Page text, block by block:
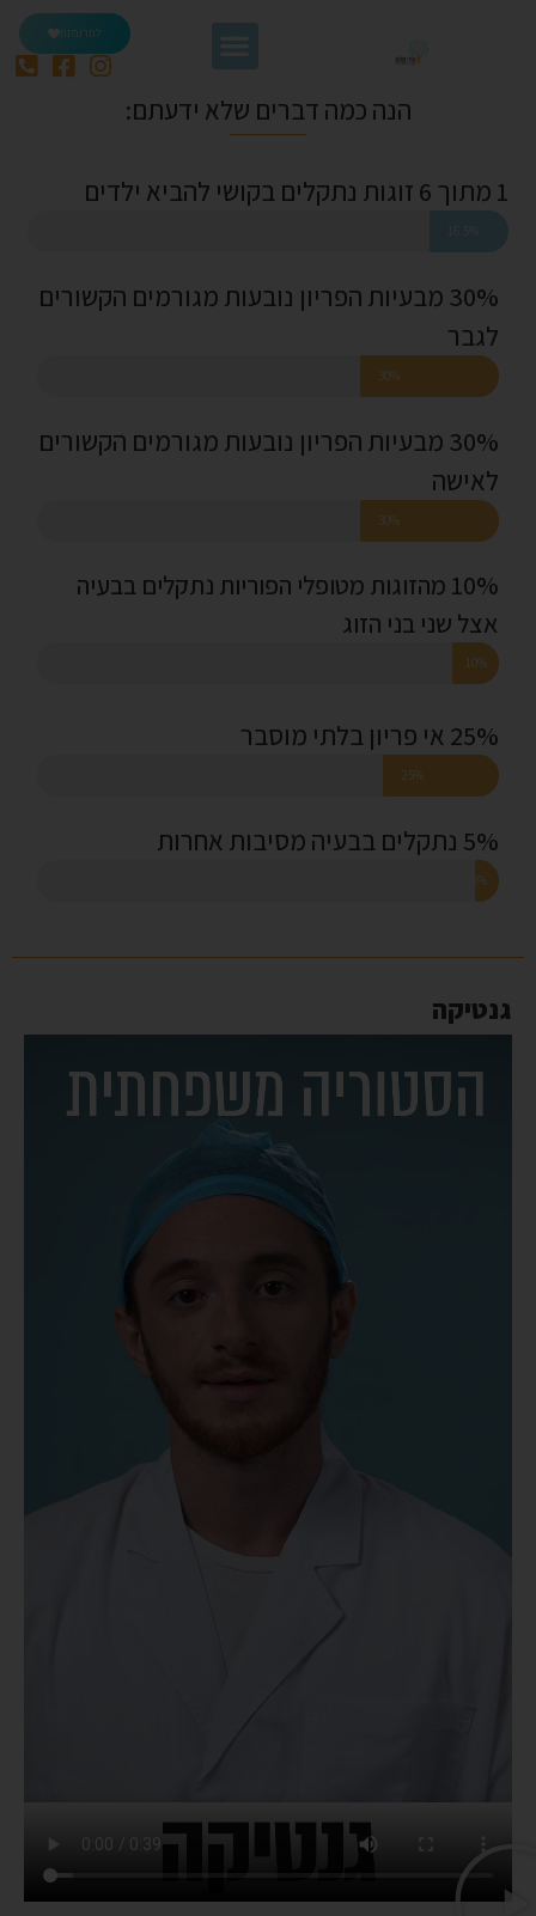
לתרומות
הנה כמה דברים שלא ידעתם:
30% מבעיות הפריון נובעות מגורמים הקשורים
לגבר
30% מבעיות הפריון נובעות מגורמים הקשורים
לאישה
10% מהזוגות מטופלי הפוריות נתקלים בבעיה
אצל שני בני הזוג
10%
25% אי פריון בלתי מוסבר
5% נתקלים בבעיה מסיבות אחרות
5%
גנטיקה